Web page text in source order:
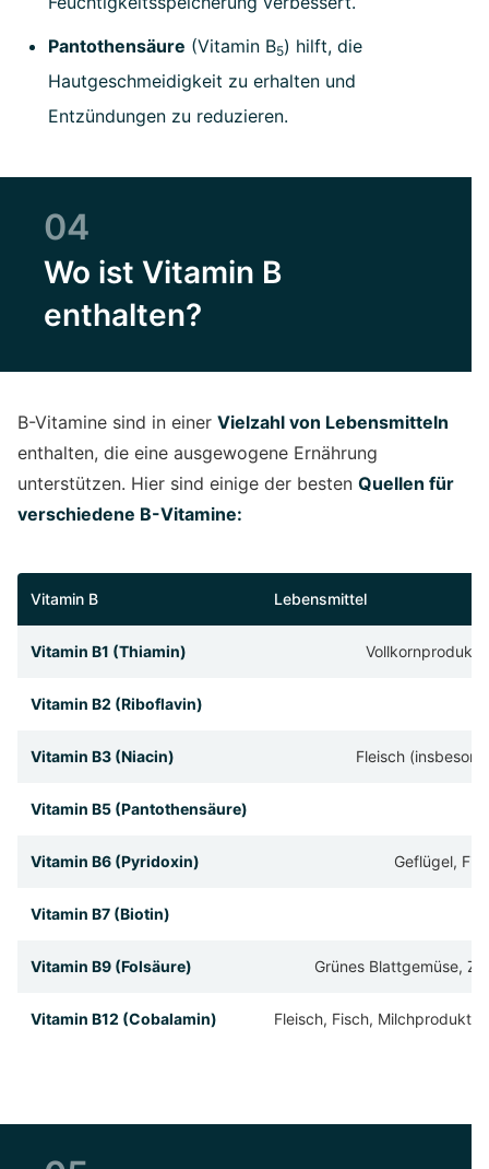
Pantothensäure (Vitamin B5) hilft, die
Hautgeschmeidigkeit zu erhalten und
Entzündungen zu reduzieren.
04
Wo ist Vitamin B
enthalten?
B-Vitamine sind in einer Vielzahl von Lebensmitteln
enthalten, die eine ausgewogene Ernährung
unterstützen. Hier sind einige der besten Quellen für
verschiedene B-Vitamine:
Vitamin B Lebensmittel
Vitamin B1 (Thiamin)
Vitamin B2 (Riboflavin)
Vitamin B3 (Niacin) Fleisch
Vitamin B5 (Pantothensäure)
Vitamin B6 (Pyridoxin) Geflügel,
Vitamin B7 (Biotin)
Vitamin B9 (Folsäure) Grünes Blattgemüse,
Vitamin B12 (Cobalamin) Fleisch, Fisch,